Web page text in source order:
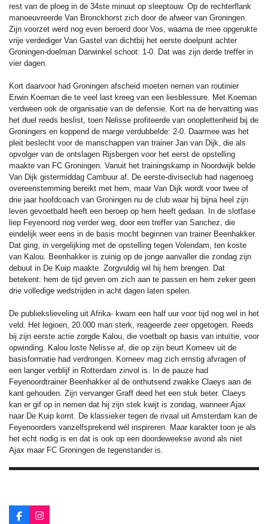
rest van de ploeg in de 34ste minuut op sleeptouw. Op de rechterflank
manoeuvreerde Van Bronckhorst zich door de afweer van Groningen.
Zijn voorzet werd nog even beroerd door Vos, waarna de mee opgerukte
vrije verdediger Van Gastel van dichtbij het eerste doelpunt achter
Groningen-doelman Darwinkel schoot: 1-0. Dat was zijn derde treffer in
vier dagen.
Kort daarvoor had Groningen afscheid moeten nemen van routinier
Erwin Koeman die te veel last kreeg van een liesblessure. Met Koeman
verdween ook de organisatie van de defensie. Kort na de hervatting was
het duel reeds beslist, toen Nelisse profiteerde van onoplettenheid bij de
Groningers en koppend de marge verdubbelde: 2-0. Daarmee was het
pleit beslecht voor de manschappen van trainer Jan van Dijk, die als
opvolger van de ontslagen Rijsbergen voor het eerst de opstelling
maakte van FC Groningen. Vanuit het trainingskamp in Noordwijk belde
Van Dijk gistermiddag Cambuur af. De eerste-diviseclub had nagenoeg
overeenstemming bereikt met hem, maar Van Dijk wordt voor twee of
drie jaar hoofdcoach van Groningen nu de club waar hij bijna heel zijn
leven gevoetbald heeft een beroep op hem heeft gedaan. In de slotfase
liep Feyenoord nog verder weg, door een treffer van Sanchez, die
eindelijk weer eens in de basis mocht beginnen van trainer Beenhakker.
Dat ging, in vergelijking met de opstelling tegen Volendam, ten koste
van Kalou. Beenhakker is zuinig op de jonge aanvaller die zondag zijn
debuut in De Kuip maakte. Zorgvuldig wil hij hem brengen. Dat
betekent: hem de tijd geven om zich aan te passen en hem zeker geen
drie volledige wedstrijden in acht dagen laten spelen.
De publiekslieveling uit Afrika- kwam een half uur voor tijd nog wel in het
veld. Het legioen, 20.000 man sterk, reageerde zeer opgetogen. Reeds
bij zijn eerste actie zorgde Kalou, die voetbalt op basis van intuïtie, voor
opwinding. Kalou loste Nelisse af, die op zijn beurt Korneev uit de
basisformatie had verdrongen. Korneev mag zich ernstig afvragen of
een langer verblijf in Rotterdam zinvol is. In de pauze had
Feyenoordtrainer Beenhakker al de onthutsend zwakke Claeys aan de
kant gehouden. Zijn vervanger Graff deed het een stuk beter. Claeys
kan er gif op in nemen dat hij zijn stek kwijt is zondag, wanneer Ajax
naar De Kuip komt. De klassieker tegen de rivaal uit Amsterdam kan de
Feyenoorders vanzelfsprekend wél inspireren. Maar karakter toon je als
het echt nodig is en dat is ook op een doordeweekse avond als niet
Ajax maar FC Groningen de tegenstander is.
F
I